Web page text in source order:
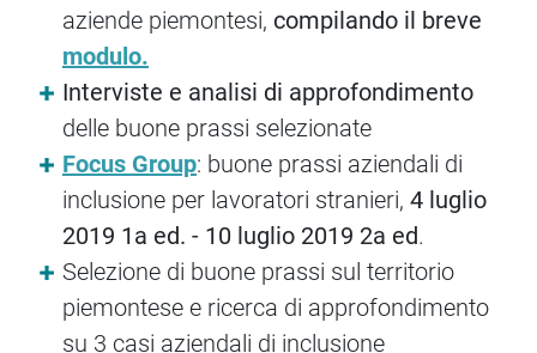
aziende piemontesi, compilando il breve
modulo.
Interviste e analisi di approfondimento
delle buone prassi selezionate
Focus Group: buone prassi aziendali di
inclusione per lavoratori stranieri, 4 luglio
2019 1a ed. - 10 luglio 2019 2a ed.
Selezione di buone prassi sul territorio
piemontese e ricerca di approfondimento
su 3 casi aziendali di inclusione